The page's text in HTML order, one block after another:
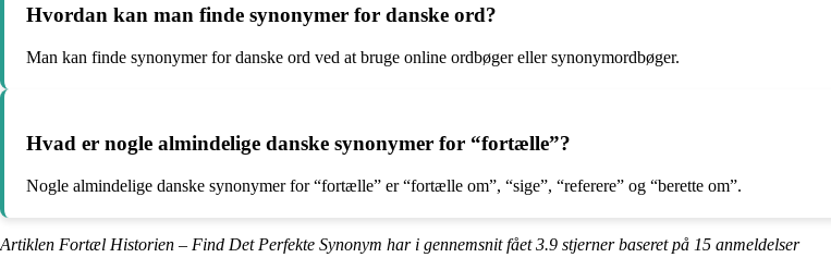
Hvordan kan man finde synonymer for danske ord?
Man kan finde synonymer for danske ord ved at bruge online ordbøger eller synonymordbøger.
Hvad er nogle almindelige danske synonymer for “fortælle”?
Nogle almindelige danske synonymer for “fortælle” er “fortælle om”, “sige”, “referere” og “berette om”.
Artiklen Fortæl Historien – Find Det Perfekte Synonym har i gennemsnit fået3.9 stjerner baseret på 15 anmeldelser